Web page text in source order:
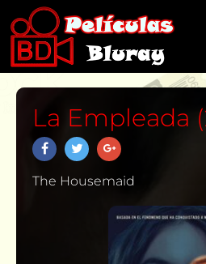
La Empleada
The Housemaid